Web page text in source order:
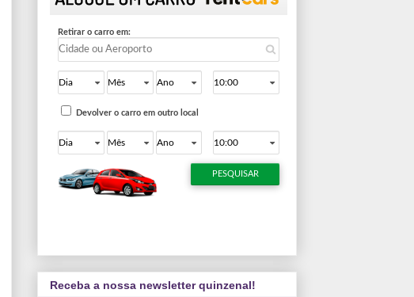
Receba a nossa newsletter quinzenal!